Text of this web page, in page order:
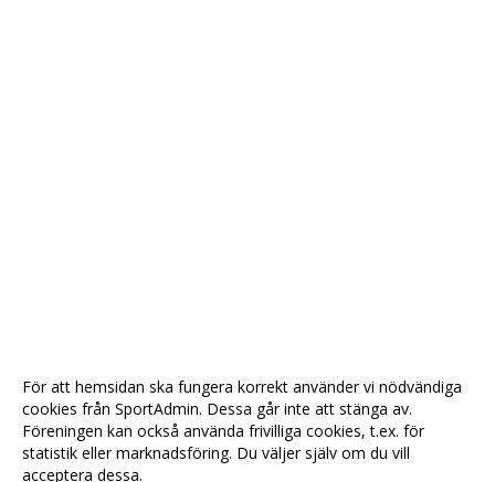
För att hemsidan ska fungera korrekt använder vi nödvändiga
cookies från SportAdmin. Dessa går inte att stänga av.
Föreningen kan också använda frivilliga cookies, t.ex. för
statistik eller marknadsföring. Du väljer själv om du vill
acceptera dessa.